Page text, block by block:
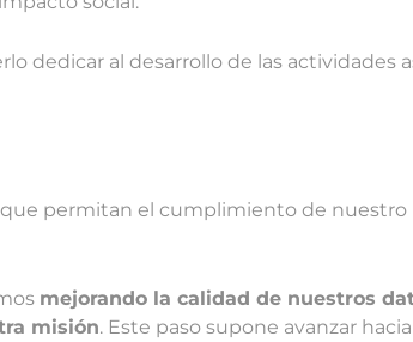
dedicar al desarrollo de las actividades
que permitan el cumplimiento de
mejorando la calidad de nuestros
misión. Este paso supone avanzar